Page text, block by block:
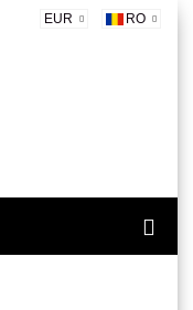
EUR RO